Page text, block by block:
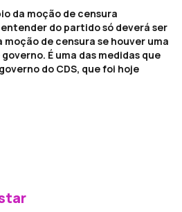
da moção de censura
do partido só deverá ser
de censura se houver uma
É uma das medidas que
do CDS, que foi hoje